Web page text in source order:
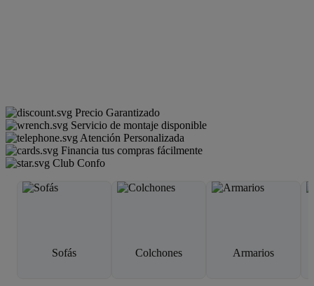
Precio Garantizado
Servicio de montaje disponible
Atención Personalizada
Financia tus compras fácilmente
Club Confo
Sofás Colchones Armarios